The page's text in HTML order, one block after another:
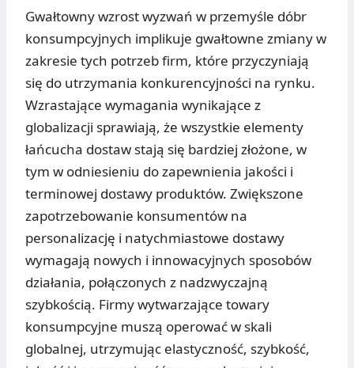
Gwałtowny wzrost wyzwań w przemyśle dóbr
konsumpcyjnych implikuje gwałtowne zmiany w
zakresie tych potrzeb firm, które przyczyniają
się do utrzymania konkurencyjności na rynku.
Wzrastające wymagania wynikające z
globalizacji sprawiają, że wszystkie elementy
łańcucha dostaw stają się bardziej złożone, w
tym w odniesieniu do zapewnienia jakości i
terminowej dostawy produktów. Zwiększone
zapotrzebowanie konsumentów na
personalizację i natychmiastowe dostawy
wymagają nowych i innowacyjnych sposobów
działania, połączonych z nadzwyczajną
szybkością. Firmy wytwarzające towary
konsumpcyjne muszą operować w skali
globalnej, utrzymując elastyczność, szybkość,